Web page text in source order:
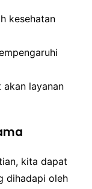
kesehatan
akan layanan
kita dapat
dihadapi oleh